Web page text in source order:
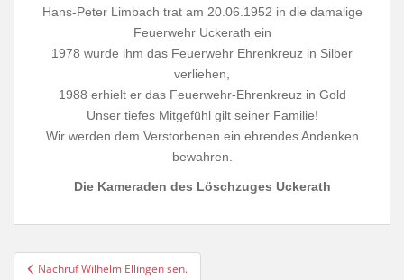
Hans-Peter Limbach trat am 20.06.1952 in die damalige
Feuerwehr Uckerath ein
1978 wurde ihm das Feuerwehr Ehrenkreuz in Silber
verliehen,
1988 erhielt er das Feuerwehr-Ehrenkreuz in Gold
Unser tiefes Mitgefühl gilt seiner Familie!
Wir werden dem Verstorbenen ein ehrendes Andenken
bewahren.
Die Kameraden des Löschzuges Uckerath
Beitragsnavigation
Nachruf Wilhelm Ellingen sen.